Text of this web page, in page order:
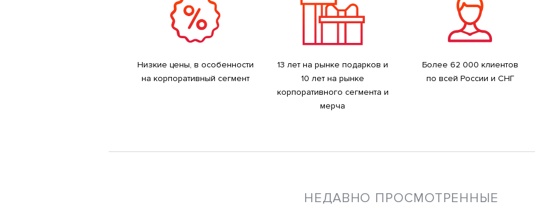
Низкие цены, в особенности
на корпоративный сегмент
13 лет на рынке подарков и
10 лет на рынке
корпоративного сегмента и
мерча
Более 62 000 клиентов
по всей России и СНГ
НЕДАВНО ПРОСМОТРЕННЫЕ